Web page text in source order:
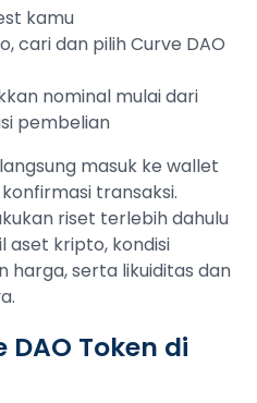
kamu
cari dan pilih Curve DAO
nominal mulai dari
pembelian
masuk ke wallet
transaksi.
riset terlebih dahulu
aset kripto, kondisi
harga, serta likuiditas dan
Token di